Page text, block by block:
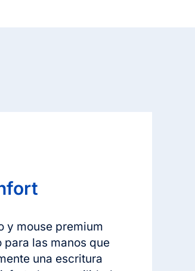
y mouse premium
las manos que
una escritura